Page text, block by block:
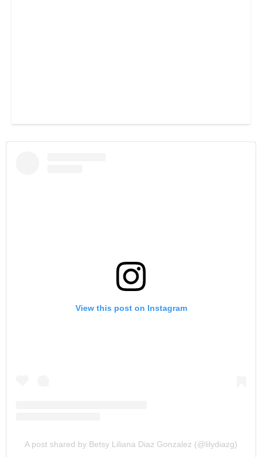
View this post on Instagram
A post shared by Betsy Liliana Diaz Gonzalez (@lilydiazg)